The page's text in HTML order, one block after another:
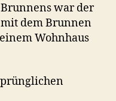
war der
dem Brunnen
Wohnhaus